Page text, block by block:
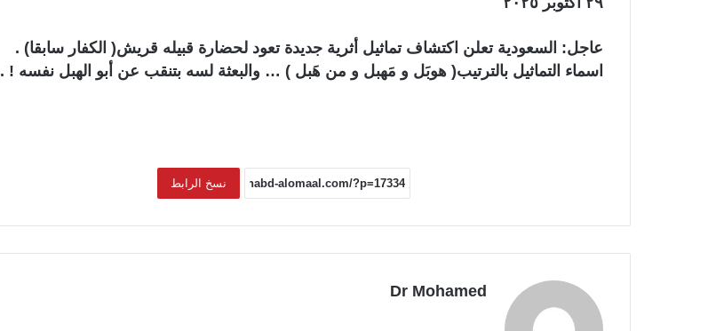
عاجل: السعودية تعلن اكتشاف تماثيل أثرية جديدة تعود لحضارة قبيله قريش( الكفار سابقا) .
اسماء التماثيل بالترتيب( هوبَل و مَهبل و من هَبل ) … والبعثة لسه بتنقب عن أبو الهبل نفسه ! .
نسخ الرابط
Dr Mohamed